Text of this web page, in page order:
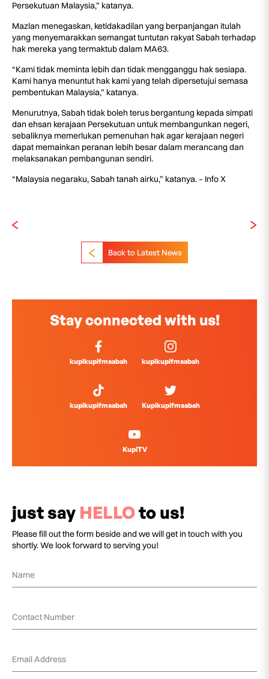
Persekutuan Malaysia,” katanya.
Mazlan menegaskan, ketidakadilan yang berpanjangan itulah
yang menyemarakkan semangat tuntutan rakyat Sabah terhadap
hak mereka yang termaktub dalam MA63.
“Kami tidak meminta lebih dan tidak mengganggu hak sesiapa.
Kami hanya menuntut hak kami yang telah dipersetujui semasa
pembentukan Malaysia,” katanya.
Menurutnya, Sabah tidak boleh terus bergantung kepada simpati
dan ehsan kerajaan Persekutuan untuk membangunkan negeri,
sebaliknya memerlukan pemenuhan hak agar kerajaan negeri
dapat memainkan peranan lebih besar dalam merancang dan
melaksanakan pembangunan sendiri.
“Malaysia negaraku, Sabah tanah airku,” katanya. – Info X
Back to Latest News
Stay connected with us!
kupikupifmsabah kupikupifmsabah
kupikupifmsabah Kupikupifmsabah
KupiTV
just say HELLOto us!
Please fill out the form beside and we will get in touch with you
shortly. We look forward to serving you!